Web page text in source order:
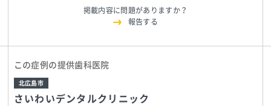
掲載内容に問題がありますか？
報告する
この症例の提供歯科医院
さいわいデンタルクリニック
北広島市